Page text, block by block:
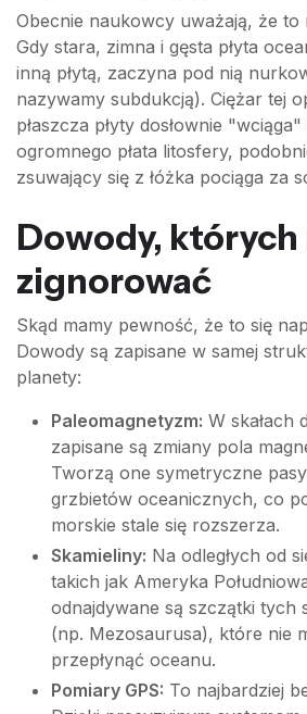
Obecnie naukowcy uważają, że to
Gdy stara, zimna i gęsta płyta
inną płytą, zaczyna pod nią
nazywamy subdukcją). Ciężar tej
płaszcza płyty dosłownie
ogromnego płata litosfery,
zsuwający się z łóżka pociąga za
Dowody, których
zignorować
Skąd mamy pewność, że to się
Dowody są zapisane w samej
planety:
Paleomagnetyzm: W skałach
zapisane są zmiany pola
Tworzą one symetryczne
grzbietów oceanicznych, co
morskie stale się rozszerza.
Skamieliny: Na odległych od
takich jak Ameryka
odnajdywane są szczątki tych
(np. Mezosaurusa), które nie
przepłynąć oceanu.
Pomiary GPS: To najbardziej